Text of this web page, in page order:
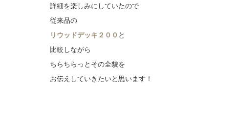
詳細を楽しみにしていたので
従来品の
リウッドデッキ２００ と
比較しながら
ちらちらっとその全貌を
お伝えしていきたいと思います！